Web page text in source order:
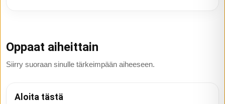
Oppaat aiheittain
Siirry suoraan sinulle tärkeimpään aiheeseen.
Aloita tästä